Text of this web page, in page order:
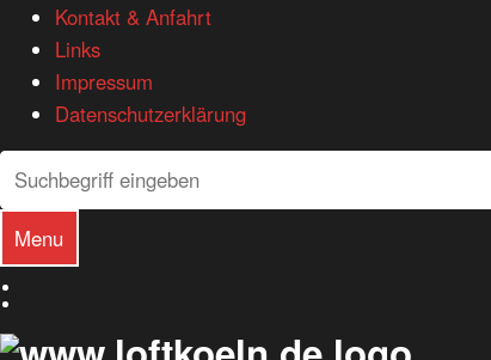
Kontakt & Anfahrt
Links
Impressum
Datenschutzerklärung
Search
Search
Menu